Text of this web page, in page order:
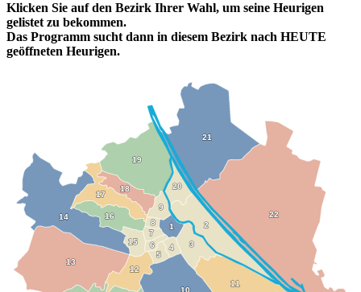
Klicken Sie auf den Bezirk Ihrer Wahl, um seine Heurigen
gelistet zu bekommen.
Das Programm sucht dann in diesem Bezirk nach HEUTE
geöffneten Heurigen.
1
1 2
2
3
3
4
4
5
5
6
6
7
7
8
8
9
9
10
10
11
11
12
12
13
13
14
14
15
15
16
16
17
17
18
18
19
19
20
20
21
21
22
22